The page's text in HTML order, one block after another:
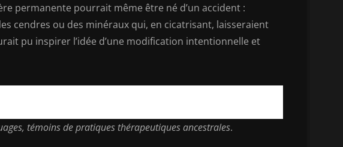
permanente pourrait même être né d’un accident :
cendres ou des minéraux qui, en cicatrisant, laisseraient
pu inspirer l’idée d’une modification intentionnelle et
témoins de pratiques thérapeutiques ancestrales.